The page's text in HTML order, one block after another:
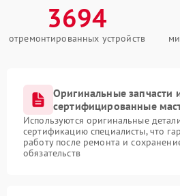
3694
отремонтированных устройств
Оригинальные запчасти
сертифицированные
Используются оригинальные
сертификацию специалисты, что
работу после ремонта и
обязательств